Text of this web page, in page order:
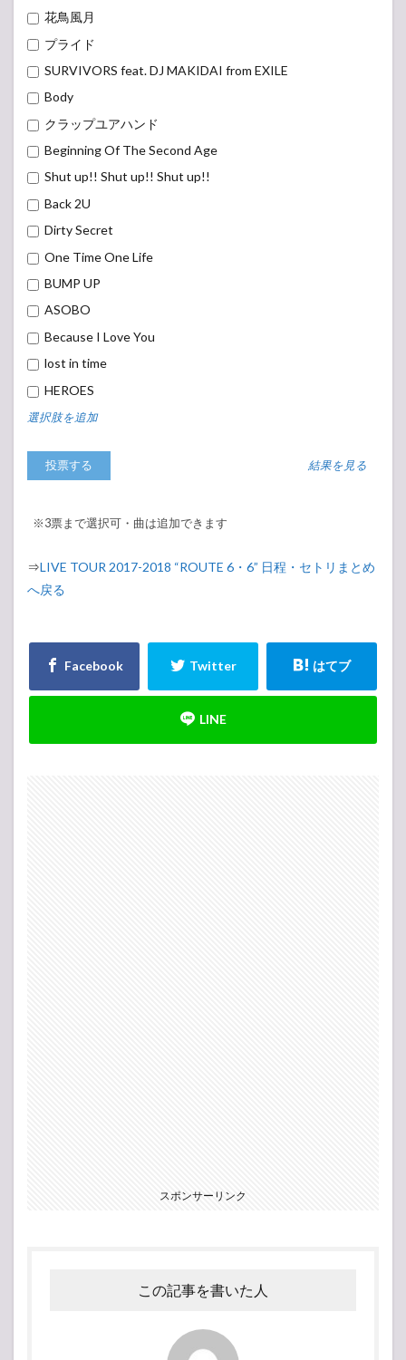
花鳥風月
プライド
SURVIVORS feat. DJ MAKIDAI from EXILE
Body
クラップユアハンド
Beginning Of The Second Age
Shut up!! Shut up!! Shut up!!
Back 2U
Dirty Secret
One Time One Life
BUMP UP
ASOBO
Because I Love You
lost in time
HEROES
選択肢を追加
結果を見る
※3票まで選択可・曲は追加できます
⇒LIVE TOUR 2017-2018 “ROUTE 6・6” 日程・セトリまとめ
へ戻る
スポンサーリンク
この記事を書いた人